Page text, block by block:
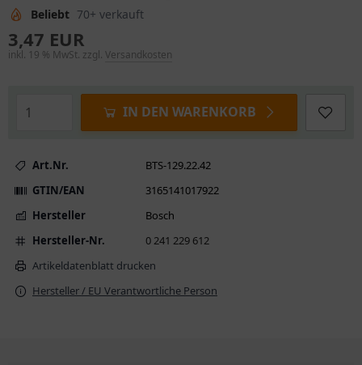
Beliebt 70+ verkauft
3,47 EUR
inkl. 19 % MwSt. zzgl. Versandkosten
IN DEN WARENKORB
Art.Nr.
BTS-129.22.42
GTIN/EAN
3165141017922
Hersteller
Bosch
Hersteller-Nr.
0 241 229 612
Artikeldatenblatt drucken
Hersteller / EU Verantwortliche Person